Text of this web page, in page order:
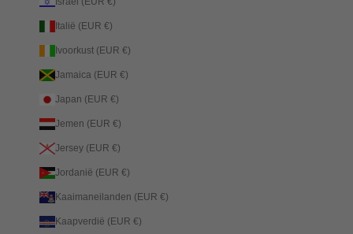
Italië (EUR €)
Ivoorkust (EUR €)
Jamaica (EUR €)
Japan (EUR €)
Jemen (EUR €)
Jersey (EUR €)
Jordanië (EUR €)
Kaaimaneilanden (EUR €)
Kaapverdië (EUR €)